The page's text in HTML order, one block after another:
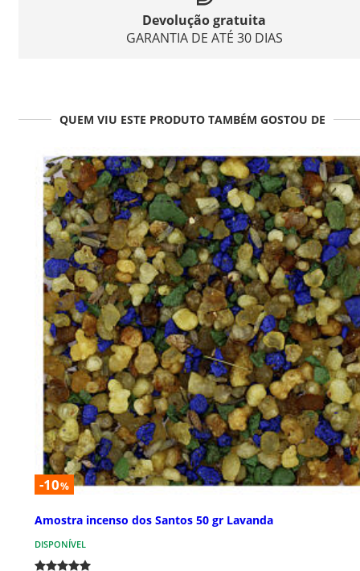
Devolução gratuita
GARANTIA DE ATÉ 30 DIAS
QUEM VIU ESTE PRODUTO TAMBÉM GOSTOU DE
-10%
Amostra incenso dos Santos 50 gr Lavanda
DISPONÍVEL